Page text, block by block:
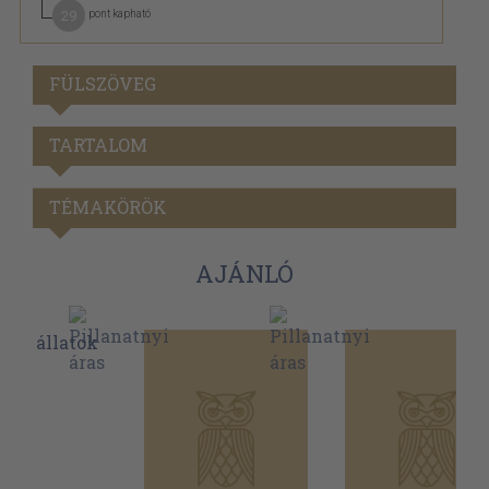
pont kapható
FÜLSZÖVEG
TARTALOM
TÉMAKÖRÖK
AJÁNLÓ